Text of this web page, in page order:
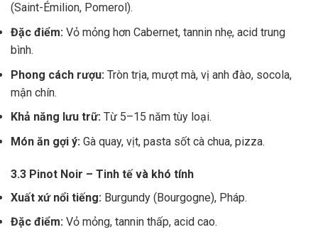
(Saint-Émilion, Pomerol).
Đặc điểm: Vỏ mỏng hơn Cabernet, tannin nhẹ, acid trung
bình.
Phong cách rượu: Tròn trịa, mượt mà, vị anh đào, socola,
mận chín.
Khả năng lưu trữ: Từ 5–15 năm tùy loại.
Món ăn gợi ý: Gà quay, vịt, pasta sốt cà chua, pizza.
3.3 Pinot Noir – Tinh tế và khó tính
Xuất xứ nổi tiếng: Burgundy (Bourgogne), Pháp.
Đặc điểm: Vỏ mỏng, tannin thấp, acid cao.